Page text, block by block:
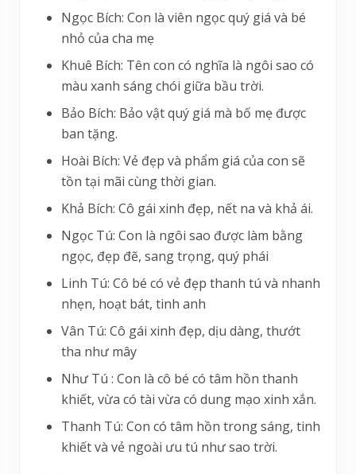
Ngọc Bích: Con là viên ngọc quý giá và bé
nhỏ của cha mẹ
Khuê Bích: Tên con có nghĩa là ngôi sao có
màu xanh sáng chói giữa bầu trời.
Bảo Bích: Bảo vật quý giá mà bố mẹ được
ban tặng.
Hoài Bích: Vẻ đẹp và phẩm giá của con sẽ
tồn tại mãi cùng thời gian.
Khả Bích: Cô gái xinh đẹp, nết na và khả ái.
Ngọc Tú: Con là ngôi sao được làm bằng
ngọc, đẹp đẽ, sang trọng, quý phái
Linh Tú: Cô bé có vẻ đẹp thanh tú và nhanh
nhẹn, hoạt bát, tinh anh
Vân Tú: Cô gái xinh đẹp, dịu dàng, thướt
tha như mây
Như Tú : Con là cô bé có tâm hồn thanh
khiết, vừa có tài vừa có dung mạo xinh xắn.
Thanh Tú: Con có tâm hồn trong sáng, tinh
khiết và vẻ ngoài ưu tú như sao trời.